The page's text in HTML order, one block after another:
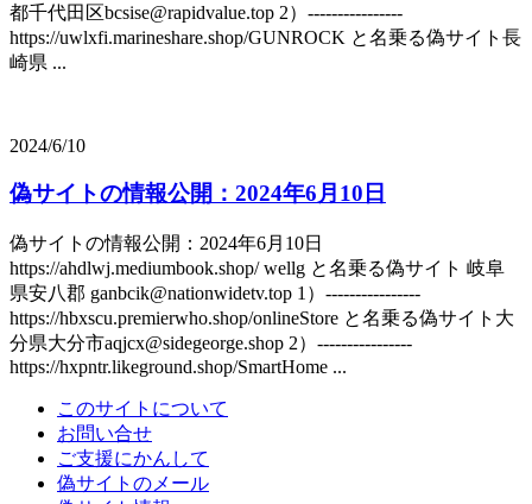
都千代田区bcsise@rapidvalue.top 2）----------------
https://uwlxfi.marineshare.shop/GUNROCK と名乗る偽サイト長
崎県 ...
2024/6/10
偽サイトの情報公開：2024年6月10日
偽サイトの情報公開：2024年6月10日
https://ahdlwj.mediumbook.shop/ wellg と名乗る偽サイト 岐阜
県安八郡 ganbcik@nationwidetv.top 1）----------------
https://hbxscu.premierwho.shop/onlineStore と名乗る偽サイト大
分県大分市aqjcx@sidegeorge.shop 2）----------------
https://hxpntr.likeground.shop/SmartHome ...
このサイトについて
お問い合せ
ご支援にかんして
偽サイトのメール